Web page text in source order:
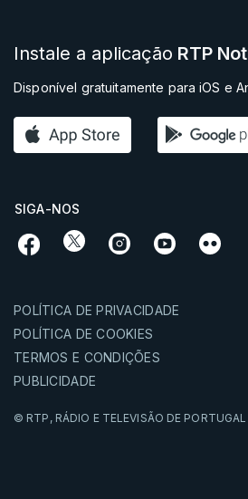
Instale a aplicação RTP
Disponível gratuitamente para iOS e
SIGA-NOS
POLÍTICA DE PRIVACIDADE
POLÍTICA DE COOKIES
TERMOS E CONDIÇÕES
PUBLICIDADE
© RTP, RÁDIO E TELEVISÃO DE PORTUGAL